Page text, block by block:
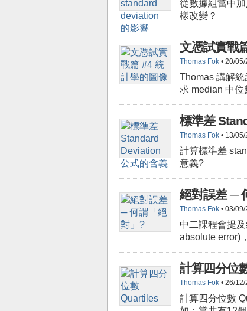
從數據組當中
樣改變？
文憑試實戰
Thomas Fok • 20/
Thomas 講解
求 median 中位
標準差
Thomas Fok • 13/
計算標準差
意義?
絕對誤差 ─
Thomas Fok • 03/
中二課程會提
absolute error)
計算四分位
Thomas Fok • 26/
計算四分位數